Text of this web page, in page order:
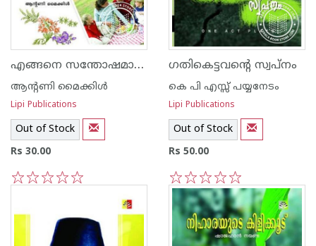
എങ്ങനെ സന്തോഷമായി ജീവിക്കാം
ആന്റണി മൈക്കിള്‍
Lipi Publications
Out of Stock
Rs 30.00
ഗതികെട്ടവന്റെ സ്വപ്നം
കെ പി എസ്സ് പയ്യനേടം
Lipi Publications
Out of Stock
Rs 50.00
5
4
3
2
1